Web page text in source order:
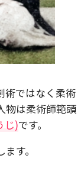
術ではなく柔術
物は柔術師範頭
じ)です。
す。